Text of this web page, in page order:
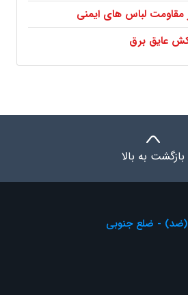
مقاومت لباس های ایمنی
عایق برق
بازگشت به بالا